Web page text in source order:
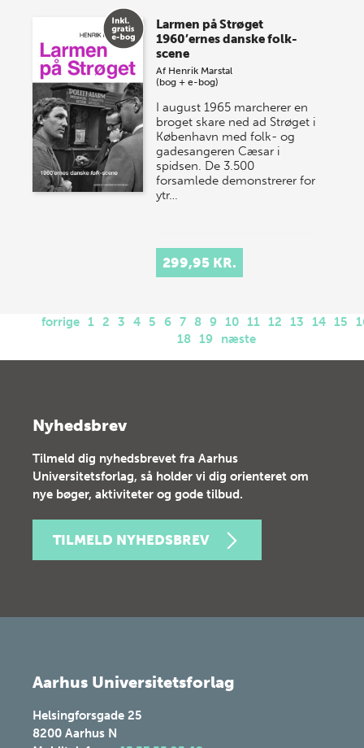
Larmen på Strøget
1960’ernes danske folk-
scene
Af Henrik Marstal
(bog + e-bog)
I august 1965 marcherer en
broget skare ned ad Strøget i
København med folk- og
gadesangeren Cæsar i
spidsen. De 3.500
forsamlede demonstrerer for
ytr…
299,95 KR.
forrige 1 2 3 4 5 6 7 8 9 10 11 12 13 14 15
18 19 næste
Nyhedsbrev
Tilmeld dig nyhedsbrevet fra Aarhus
Universitetsforlag, så holder vi dig orienteret om
nye bøger, aktiviteter og gode tilbud.
TILMELD NYHEDSBREV
Aarhus Universitetsforlag
Helsingforsgade 25
8200 Aarhus N